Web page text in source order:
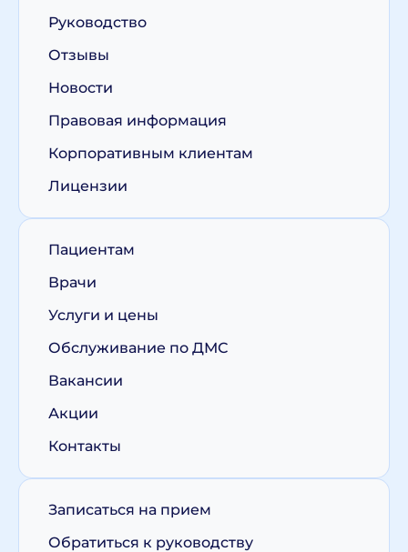
Руководство
Отзывы
Новости
Правовая информация
Корпоративным клиентам
Лицензии
Пациентам
Врачи
Услуги и цены
Обслуживание по ДМС
Вакансии
Акции
Контакты
Записаться на прием
Обратиться к руководству